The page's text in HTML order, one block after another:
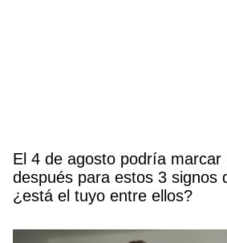
El 4 de agosto podría marcar
después para estos 3 signos
¿está el tuyo entre ellos?